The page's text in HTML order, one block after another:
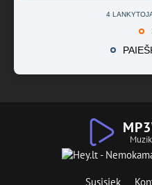
4
Susisiek